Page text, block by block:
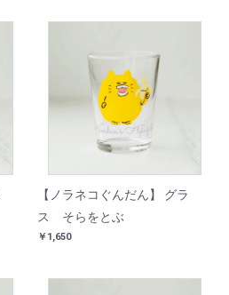
【ノラネコぐんだん】 グラ
ス そらをとぶ
￥1,650